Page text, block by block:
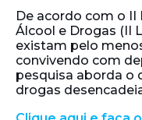
De acordo com o
Álcool e Drogas (II
existam pelo
convivendo com
pesquisa aborda o
drogas